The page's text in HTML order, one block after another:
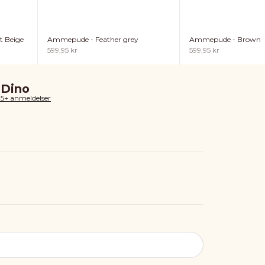
Beige
Ammepude - Feather grey
Salgspris
599,95 kr
Ammepude - Brown
Salgspris
599,95 kr
anmeldelser